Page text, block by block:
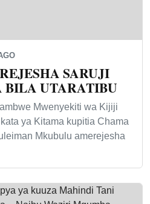
SARUJI
UTARATIBU
Mwenyekiti wa Kijiji
ya Kitama kupitia Chama
Mkubulu amerejesha